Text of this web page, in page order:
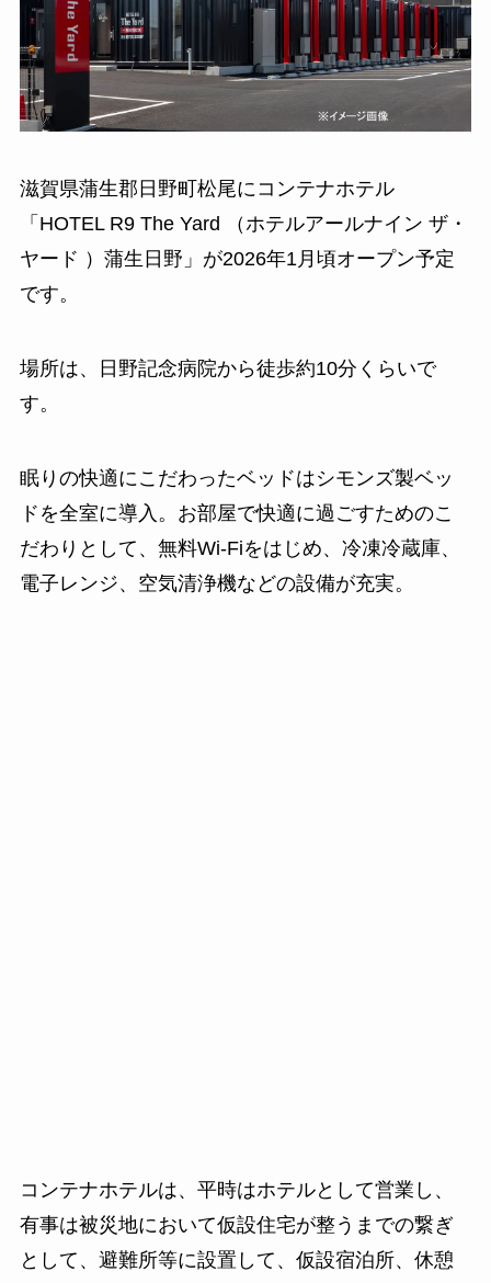
滋賀県蒲生郡日野町松尾にコンテナホテル
「HOTEL R9 The Yard （ホテルアールナイン ザ・
ヤード ）蒲生日野」が2026年1月頃オープン予定
です。
場所は、日野記念病院から徒歩約10分くらいで
す。
眠りの快適にこだわったベッドはシモンズ製ベッ
ドを全室に導入。お部屋で快適に過ごすためのこ
だわりとして、無料Wi-Fiをはじめ、冷凍冷蔵庫、
電子レンジ、空気清浄機などの設備が充実。
コンテナホテルは、平時はホテルとして営業し、
有事は被災地において仮設住宅が整うまでの繋ぎ
として、避難所等に設置して、仮設宿泊所、休憩